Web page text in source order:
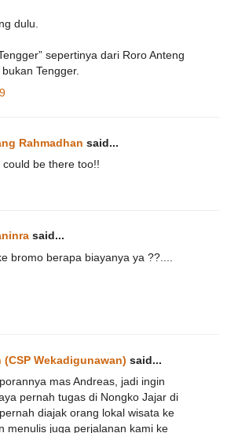
dulu.
sepertinya dari Roro Anteng
Tengger.
Rahmadhan said...
be there too!!
said...
bromo berapa biayanya ya ??....
(CSP Wekadigunawan) said...
mas Andreas, jadi ingin
pernah tugas di Nongko Jajar di
diajak orang lokal wisata ke
menulis juga perjalanan kami ke